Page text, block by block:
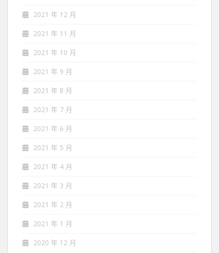
2021 年 12 月
2021 年 11 月
2021 年 10 月
2021 年 9 月
2021 年 8 月
2021 年 7 月
2021 年 6 月
2021 年 5 月
2021 年 4 月
2021 年 3 月
2021 年 2 月
2021 年 1 月
2020 年 12 月